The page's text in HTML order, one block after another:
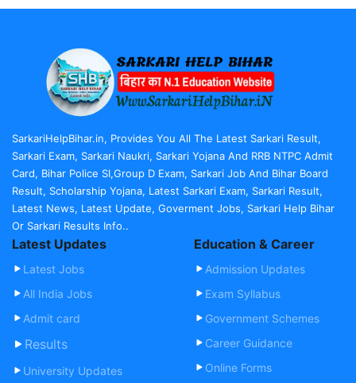
SarkariHelpBihar.in, Provides You All The Latest Sarkari Result,
Sarkari Exam, Sarkari Naukri, Sarkari Yojana And RRB NTPC Admit
Card, Bihar Police SI,Group D Exam, Sarkari Job And Bihar Board
Result, Scholarship Yojana, Latest Sarkari Exam, Sarkari Result,
Latest News, Latest Update, Goverment Jobs, Sarkari Help Bihar
Or Sarkari Results Info..
Latest Updates
Latest Jobs
All India Jobs
Admit card
Results
University Updates
Education & Career
Admission Updates
Exam Syllabus
Government Schemes
Career Guidance
Online Forms